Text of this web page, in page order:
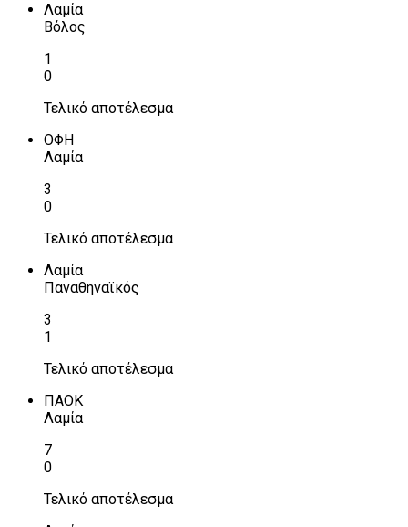
Λαμία
Βόλος
1
0
Τελικό αποτέλεσμα
ΟΦΗ
Λαμία
3
0
Τελικό αποτέλεσμα
Λαμία
Παναθηναϊκός
3
1
Τελικό αποτέλεσμα
ΠΑΟΚ
Λαμία
7
0
Τελικό αποτέλεσμα